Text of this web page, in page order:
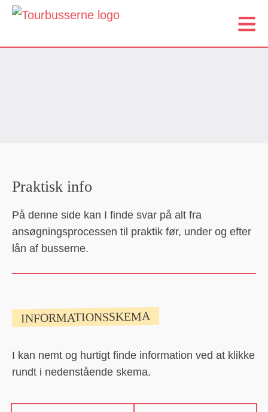
Praktisk info
På denne side kan I finde svar på alt fra
ansøgningsprocessen til praktik før, under og efter
lån af busserne.
INFORMATIONSSKEMA
I kan nemt og hurtigt finde information ved at klikke
rundt i nedenstående skema.